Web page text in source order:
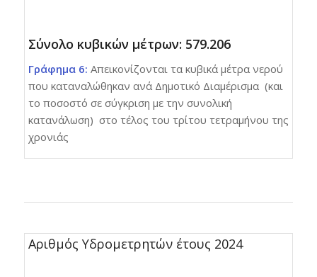
Σύνολο κυβικών μέτρων: 579.206
Γράφημα 6: Απεικονίζονται τα κυβικά μέτρα νερού
που καταναλώθηκαν ανά Δημοτικό Διαμέρισμα (και
το ποσοστό σε σύγκριση με την συνολική
κατανάλωση) στο τέλος του τρίτου τετραμήνου της
χρονιάς
Αριθμός Υδρομετρητών έτους 2024